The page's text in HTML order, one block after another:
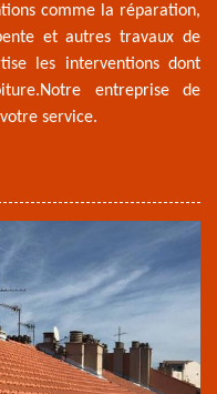
comme la réparation,
et autres travaux de
les interventions dont
entreprise de
service.